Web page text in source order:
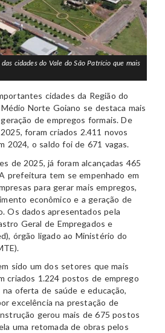
cidades do Vale do São Patrício que mais
cidades da Região do
Norte Goiano se destaca mais
de empregos formais. De
foram criados 2.411 novos
2024, o saldo foi de 671 vagas.
de 2025, já foram alcançadas 465
prefeitura tem se empenhado em
para gerar mais empregos,
econômico e a geração de
Os dados apresentados pela
Geral de Empregados e
órgão ligado ao Ministério do
sido um dos setores que mais
criados 1.224 postos de emprego
oferta de saúde e educação,
excelência na prestação de
gerou mais de 675 postos
uma retomada de obras pelos